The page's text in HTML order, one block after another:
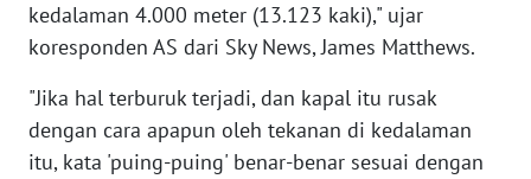
kedalaman 4.000 meter (13.123 kaki)," ujar
koresponden AS dari Sky News, James Matthews.
"Jika hal terburuk terjadi, dan kapal itu rusak
dengan cara apapun oleh tekanan di kedalaman
itu, kata 'puing-puing' benar-benar sesuai dengan
WN
JAKARTA
WN
JABAR